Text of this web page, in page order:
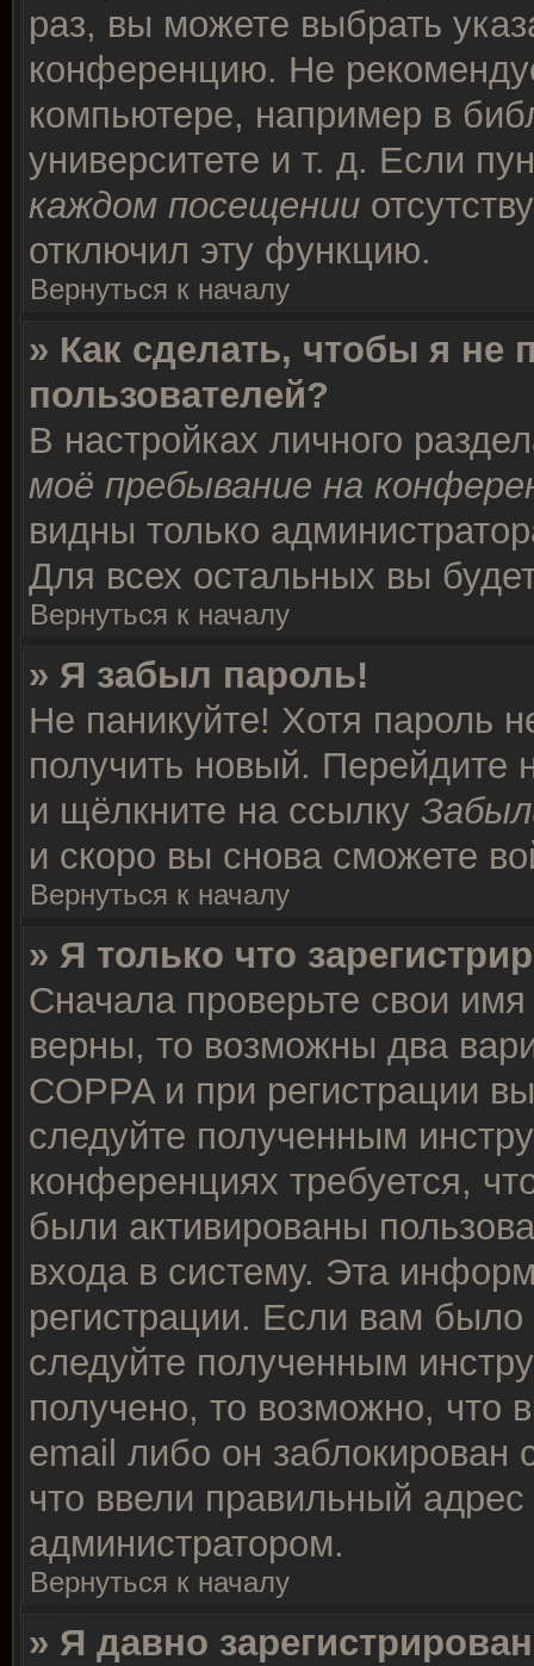
раз, вы можете выбрать
конференцию. Не
компьютере, например в
университете и т. д. Если
каждом посещении
отключил эту функцию.
Вернуться к началу
» Как сделать, чтобы я не
пользователей?
В настройках личного
моё пребывание на
видны только
Для всех остальных вы
Вернуться к началу
» Я забыл пароль!
Не паникуйте! Хотя пароль
получить новый. Перейдите
и щёлкните на ссылку
и скоро вы снова сможете
Вернуться к началу
» Я только что
Сначала проверьте свои
верны, то возможны два
COPPA и при регистрации
следуйте полученным
конференциях требуется,
были активированы
входа в систему. Эта
регистрации. Если вам
следуйте полученным
получено, то возможно, что
email либо он
что ввели правильный
администратором.
Вернуться к началу
» Я давно